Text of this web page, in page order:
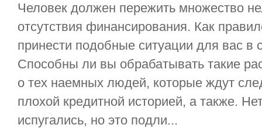
Человек должен пережить множество
отсутствия финансирования. Как
принести подобные ситуации для вас в
Способны ли вы обрабатывать такие
о тех наемных людей, которые ждут
плохой кредитной историей, а также.
испугались, но это подли...